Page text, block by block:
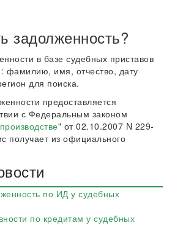
задолженность?
в базе судебных приставов
фамилию, имя, отчество, дату
для поиска.
предоставляется
с Федеральным законом
" от 02.10.2007 N 229-
получает из официального
по ИД у судебных
по кредитам у судебных